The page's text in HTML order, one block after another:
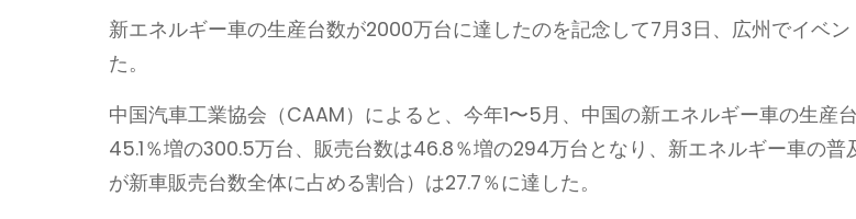
新エネルギー車の生産台数が2000万台に達したのを記念して7月3日、広州でイベ
た。
中国汽車工業協会（CAAM）によると、今年1〜5月、中国の新エネルギー車の生産
45.1％増の300.5万台、販売台数は46.8％増の294万台となり、新エネルギー車の普
が新車販売台数全体に占める割合）は27.7％に達した。